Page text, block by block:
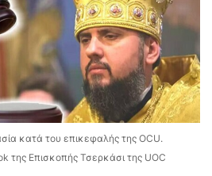
κατά του επικεφαλής της OCU.
της Επισκοπής Τσερκάσι της UOC